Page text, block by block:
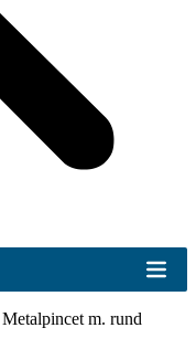
Metalpincet m. rund